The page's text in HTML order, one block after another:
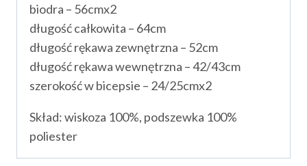
biodra – 56cmx2
długość całkowita – 64cm
długość rękawa zewnętrzna – 52cm
długość rękawa wewnętrzna – 42/43cm
szerokość w bicepsie – 24/25cmx2
Skład: wiskoza 100%, podszewka 100%
poliester